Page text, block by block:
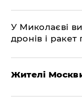
У Миколаєві
дронів і ракет
Жителі